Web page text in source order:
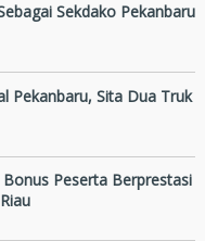
Sekdako Pekanbaru
Pekanbaru, Sita Dua Truk
Peserta Berprestasi